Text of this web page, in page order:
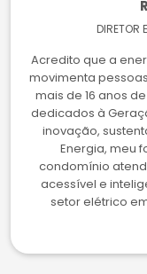
DIRETOR
Acredito que a
movimenta
mais de 16 anos
dedicados à
inovação,
Energia, meu
condomínio
acessível e
setor elétrico